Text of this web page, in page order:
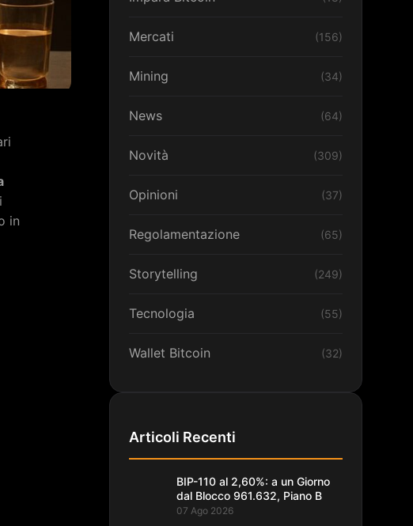
in
Mercati (156)
Mining (34)
News (64)
Novità (309)
Opinioni (37)
Regolamentazione (65)
Storytelling (249)
Tecnologia (55)
Wallet Bitcoin (32)
Articoli Recenti
BIP-110 al 2,60%: a un Giorno
dal Blocco 961.632, Piano B
07 Ago 2026